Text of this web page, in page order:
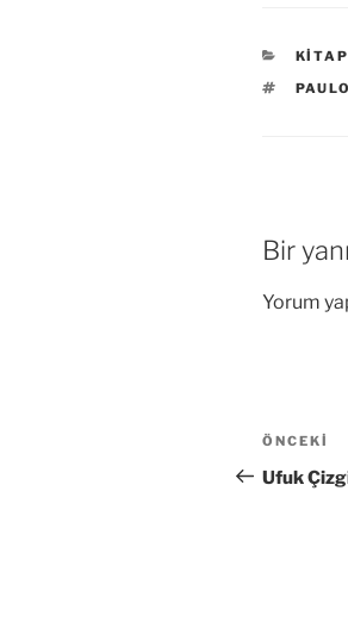
Bir
Yorum
Yazı
Önceki
Yazı
ÖNCEKI
Ufuk